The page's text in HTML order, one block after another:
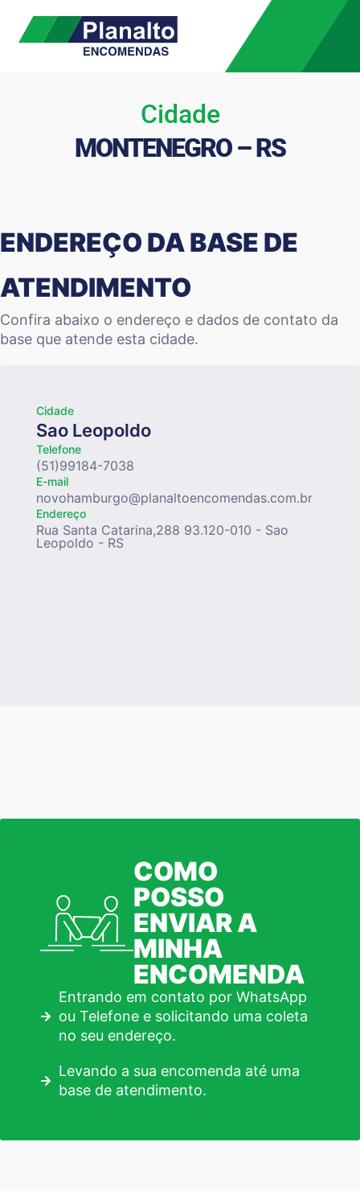
Cidade
MONTENEGRO – RS
ENDEREÇO DA BASE DE
ATENDIMENTO
Confira abaixo o endereço e dados de contato da
base que atende esta cidade.
Cidade
Sao Leopoldo
Telefone
(51)99184-7038
E-mail
novohamburgo@planaltoencomendas.com.br
Endereço
Rua Santa Catarina,288 93.120-010 - Sao
Leopoldo - RS
COMO
POSSO
ENVIAR A
MINHA
ENCOMENDA
Entrando em contato por WhatsApp
ou Telefone e solicitando uma coleta
no seu endereço.
Levando a sua encomenda até uma
base de atendimento.